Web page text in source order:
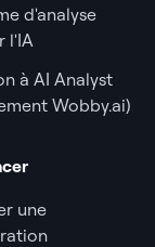
d'analyse
l'IA
à AI Analyst
Wobby.ai)
une